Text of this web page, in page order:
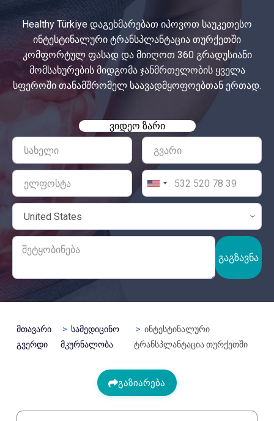
Healthy Türkiye დაგეხმარებათ იპოვოთ საუკეთესო
ინტესტინალური ტრანსპლანტაცია თურქეთში
კომფორტულ ფასად და მიიღოთ 360 გრადუსიანი
მომსახურების მიდგომა ჯანმრთელობის ყველა
სფეროში თანამშრომელ საავადმყოფოებთან ერთად.
ᲕᲘᲓᲔᲝ ᲖᲐᲠᲘ
ᲒᲐᲒᲖᲐᲕᲜᲐ
მთავარი
გვერდი
სამედიცინო
მკურნალობა
ინტესტინალური
ტრანსპლანტაცია თურქეთში
გაზიარება